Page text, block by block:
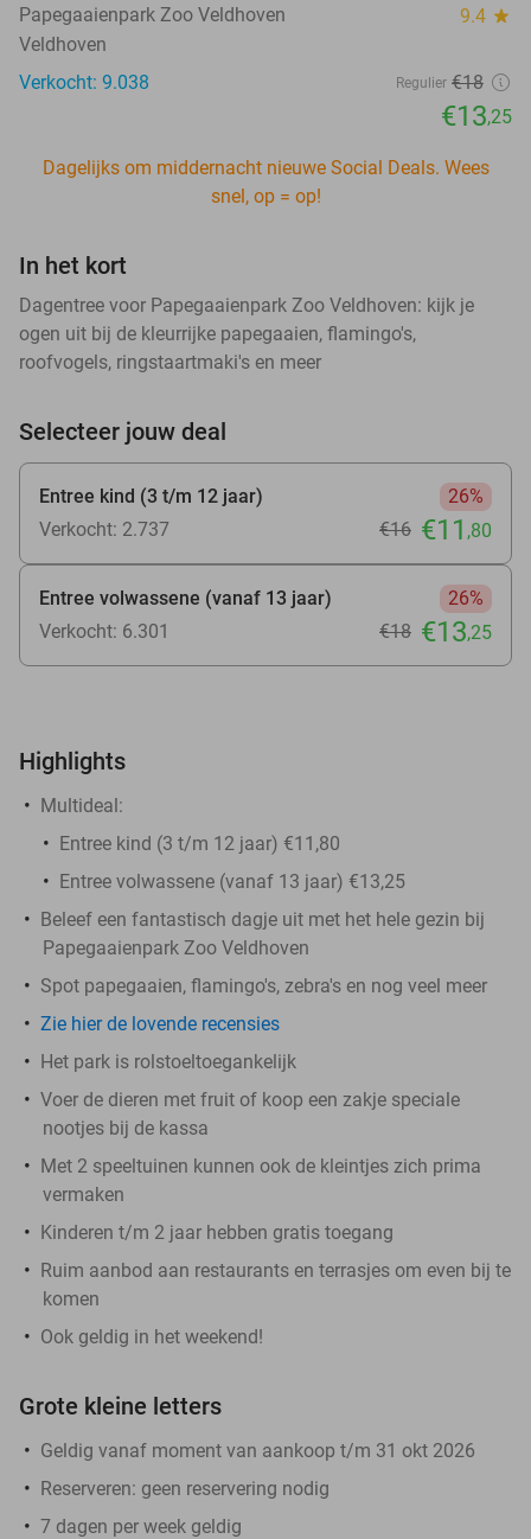
Papegaaienpark Zoo Veldhoven 9.4 star
Veldhoven
Verkocht: 9.038
Regulier €18
€13,25
Dagelijks om middernacht nieuwe Social Deals. Wees
snel, op = op!
In het kort
Dagentree voor Papegaaienpark Zoo Veldhoven: kijk je
ogen uit bij de kleurrijke papegaaien, flamingo's,
roofvogels, ringstaartmaki's en meer
Selecteer jouw deal
Entree kind (3 t/m 12 jaar)
26%
Verkocht: 2.737
€16 €11 ,80
Entree volwassene (vanaf 13 jaar)
26%
Verkocht: 6.301
€18 €13,25
Highlights
Multideal:
Entree kind (3 t/m 12 jaar) €11,80
Entree volwassene (vanaf 13 jaar) €13,25
Beleef een fantastisch dagje uit met het hele gezin bij
Papegaaienpark Zoo Veldhoven
Spot papegaaien, flamingo's, zebra's en nog veel meer
Zie hier de lovende recensies
Het park is rolstoeltoegankelijk
Voer de dieren met fruit of koop een zakje speciale
nootjes bij de kassa
Met 2 speeltuinen kunnen ook de kleintjes zich prima
vermaken
Kinderen t/m 2 jaar hebben gratis toegang
Ruim aanbod aan restaurants en terrasjes om even bij te
komen
Ook geldig in het weekend!
Grote kleine letters
Geldig vanaf moment van aankoop t/m 31 okt 2026
Reserveren: geen reservering nodig
7 dagen per week geldig